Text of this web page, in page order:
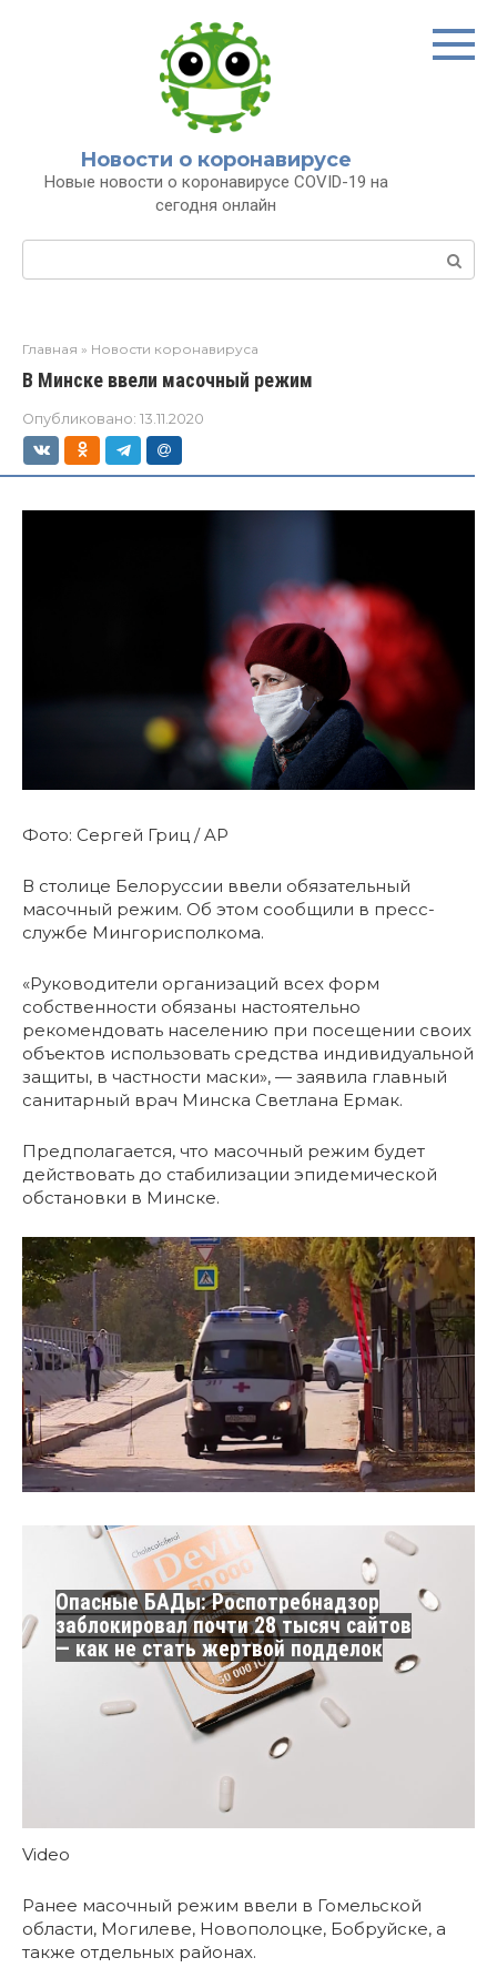
Новости о коронавирусе
Новые новости о коронавирусе COVID-19 на
сегодня онлайн
Главная » Новости коронавируса
В Минске ввели масочный режим
Опубликовано: 13.11.2020
Фото: Сергей Гриц / AP
В столице Белоруссии ввели обязательный
масочный режим. Об этом сообщили в пресс-
службе Мингорисполкома.
«Руководители организаций всех форм
собственности обязаны настоятельно
рекомендовать населению при посещении своих
объектов использовать средства индивидуальной
защиты, в частности маски», — заявила главный
санитарный врач Минска Светлана Ермак.
Предполагается, что масочный режим будет
действовать до стабилизации эпидемической
обстановки в Минске.
Опасные БАДы: Роспотребнадзор
заблокировал почти 28 тысяч сайтов
— как не стать жертвой подделок
Video
Ранее масочный режим ввели в Гомельской
области, Могилеве, Новополоцке, Бобруйске, а
также отдельных районах.